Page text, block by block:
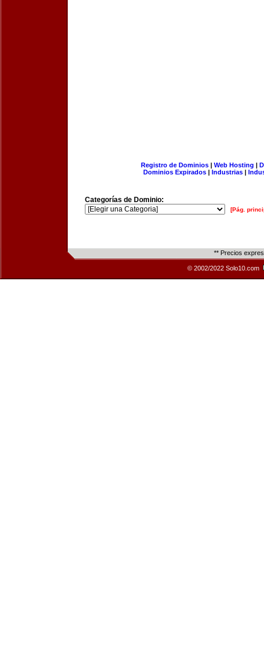
Registro de Dominios| Web Hosting |
Dominios Expirados | Industrias |
Categorías de Dominio:
[Pág.
** Precios
© 2002/2022 Solo10.com